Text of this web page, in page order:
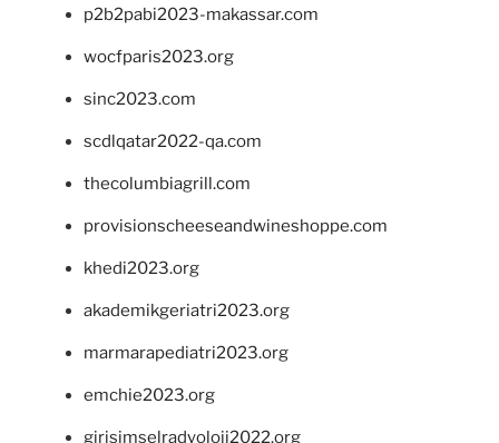
p2b2pabi2023-makassar.com
wocfparis2023.org
sinc2023.com
scdlqatar2022-qa.com
thecolumbiagrill.com
provisionscheeseandwineshoppe.com
khedi2023.org
akademikgeriatri2023.org
marmarapediatri2023.org
emchie2023.org
girisimselradyoloji2022.org